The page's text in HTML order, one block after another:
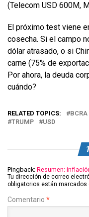
(Telecom USD 600M,
El próximo test viene
cosecha. Si el campo
dólar atrasado, o si
carne (75% de
Por ahora, la deuda
cuándo?
RELATED TOPICS: BCRA
TRUMP
USD
Pingback: Resumen:
Tu dirección de correo
obligatorios están marcados
Comentario *